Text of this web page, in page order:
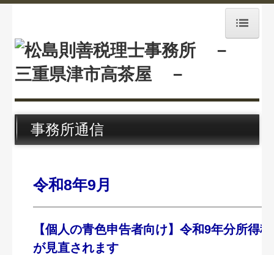
ホーム
業務案内
経営理念
事務所紹介
採用情報
相続税料金案内
交通案内
事務所通信
令和8年9月
【個人の青色申告者向け】令和9年分所得
が見直されます